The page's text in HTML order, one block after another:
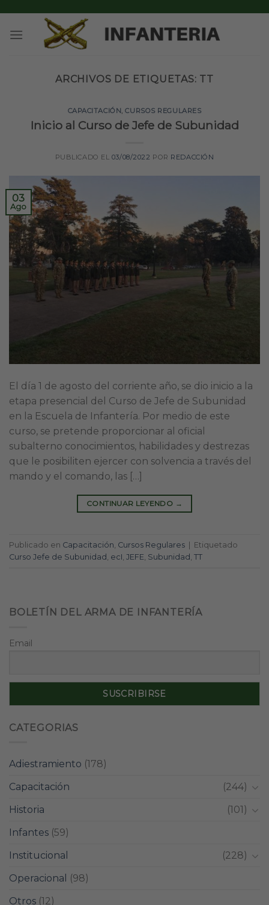
content
ARCHIVOS DE ETIQUETAS: TT
CAPACITACIÓN,CURSOS REGULARES
Inicio al Curso de Jefe de Subunidad
PUBLICADO EL 03/08/2022 POR REDACCIÓN
03
Ago
El día 1 de agosto del corriente año, se dio inicio a la
etapa presencial del Curso de Jefe de Subunidad
en la Escuela de Infantería. Por medio de este
curso, se pretende proporcionar al oficial
subalterno conocimientos, habilidades y destrezas
que le posibiliten ejercer con solvencia a través del
mando y el comando, las […]
CONTINUAR LEYENDO →
Publicado en Capacitación Cursos Regulares | Etiquetado
Curso Jefe de Subunidad ecI JEFE Subunidad TT
BOLETÍN DEL ARMA DE INFANTERÍA
Email
CATEGORIAS
Adiestramiento (178)
Capacitación
(244)
Historia
(101)
Infantes (59)
Institucional
(228)
Operacional
(98)
Otros (12)